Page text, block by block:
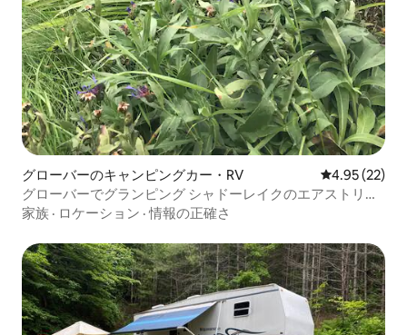
グローバーのキャンピングカー・RV レビュー22
4.95 (22)
グローバーでグランピング シャドーレイクのエアストリー
ム
家族 · ロケーション ·情報の正確さ